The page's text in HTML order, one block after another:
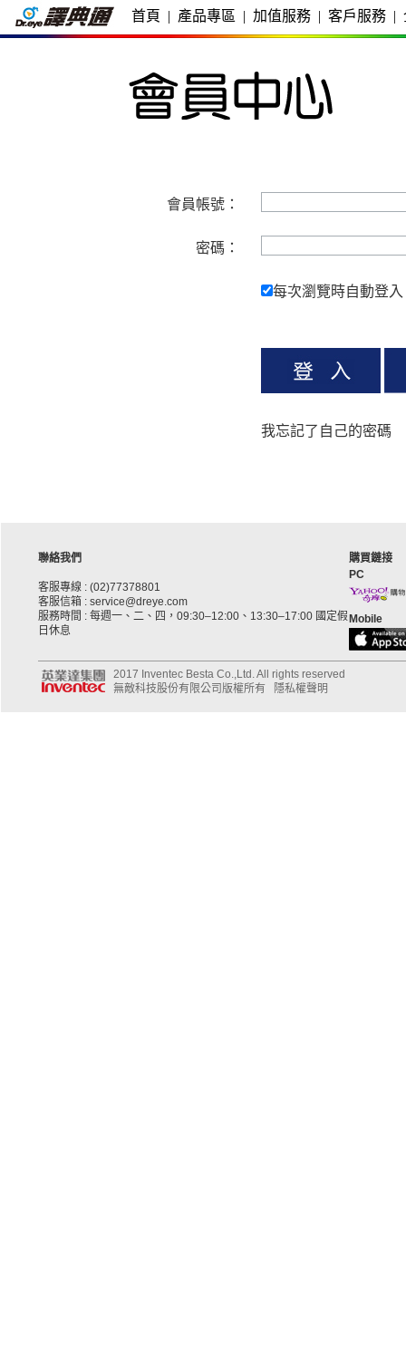
首頁 | 產品專區 | 加值服務 | 客戶服務 |
會員帳號：
密碼：
每次瀏覽時自動登入
我忘記了自己的密碼
聯絡我們
客服專線 : (02)77378801
客服信箱 : service@dreye.com
服務時間 : 每週一、二、四，09:30–12:00、13:30–17:00 國定假
日休息
購買鏈接
PC
Mobile
2017 Inventec Besta Co.,Ltd. All rights reserved
無敵科技股份有限公司版權所有
隱私權聲明